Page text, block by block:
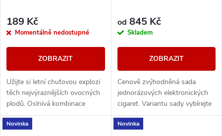
189 Kč
Momentálně nedostupné
ZOBRAZIT
Užijte si letní chuťovou explozi
těch nejvýraznějších ovocných
plodů. Oslnivá kombinace
tropické sladkosti se silně
šťavnatými tóny Vás s každým
od 845 Kč
Skladem
ZOBRAZIT
Cenově zvýhodněná sada
jednorázových elektronických
cigaret. Variantu sady vybírejte
v detailu produktu.
Novinka Novinka